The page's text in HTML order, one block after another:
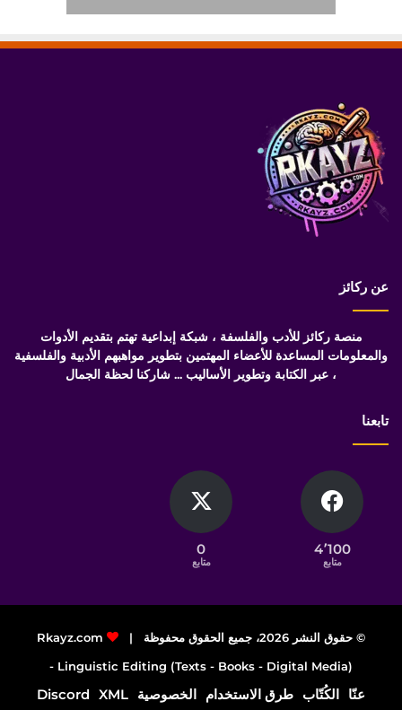
عن ركائز
منصة ركائز للأدب والفلسفة ، شبكة إبداعية تهتم بتقديم الأدوات
والمعلومات المساعدة للأعضاء المهتمين بتطوير مواهبهم الأدبية والفلسفية
، عبر الكتابة وتطوير الأساليب ... شاركنا لحظة الجمال
تابعنا
4٬100
متابع
0
متابع
© حقوق النشر 2026، جميع الحقوق محفوظة |
Rkayz.com
Linguistic Editing (Texts - Books - Digital Media) -
عنّا الكُتّاب طرق الاستخدام الخصوصية XML
Discord